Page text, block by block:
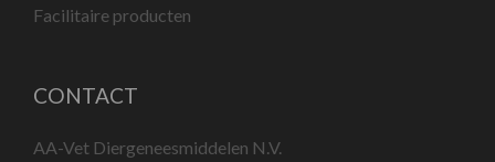
Facilitaire producten
CONTACT
AA-Vet Diergeneesmiddelen N.V.